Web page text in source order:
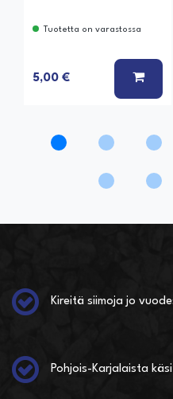
Tuotetta on varastossa
5,00 €
Kireitä siimoja jo
Pohjois-Karjalaista